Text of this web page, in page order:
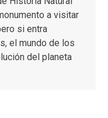
a visitar
si entra
el mundo de los
del planeta